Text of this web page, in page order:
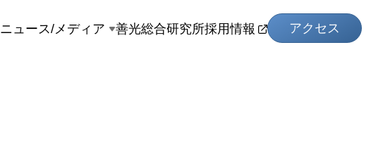
ニュース/メディア 善光総合研究所採用情報 アクセス